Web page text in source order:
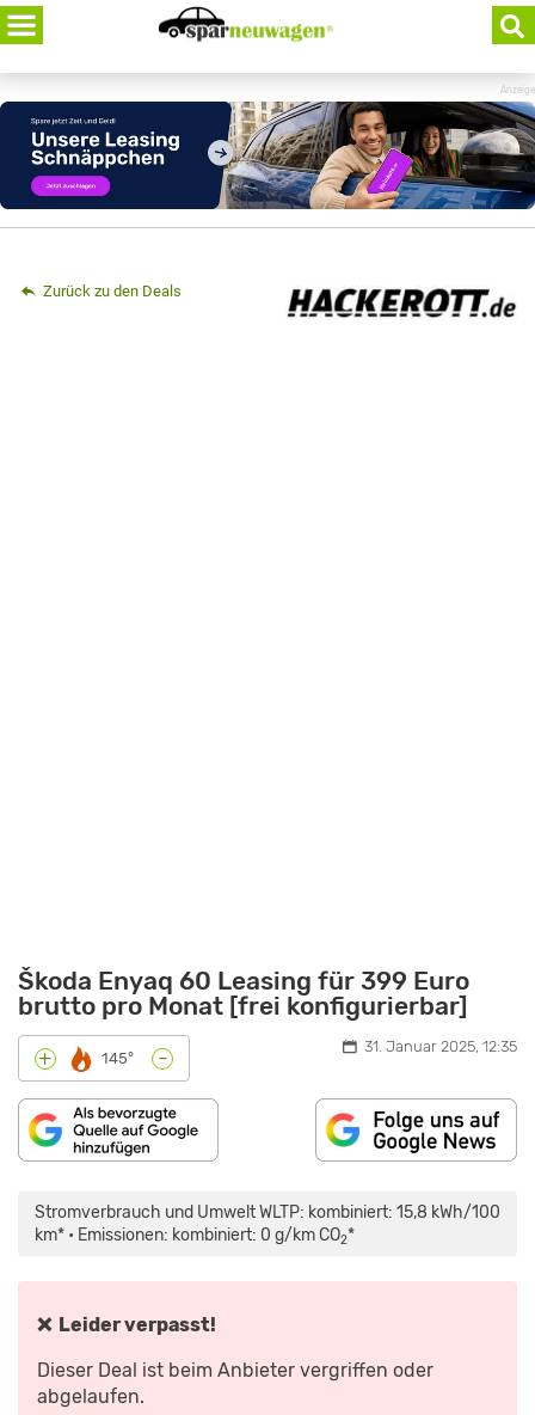
Skip
to
content
Anzeige
Zurück zu den Deals
Škoda Enyaq 60 Leasing für 399 Euro
brutto pro Monat [frei konfigurierbar]
+ 145° - 31. Januar 2025, 12:35
Stromverbrauch und Umwelt WLTP: kombiniert: 15,8 kWh/100
km* • Emissionen: kombiniert: 0 g/km CO2*
❌ Leider verpasst!
Dieser Deal ist beim Anbieter vergriffen oder
abgelaufen.
(2024)
MEHR
SUV
MIT
JAN
GÖTZE“
VON